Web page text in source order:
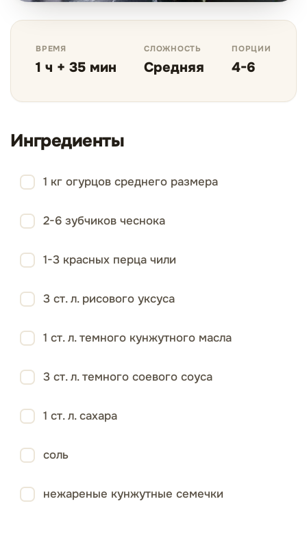
ВРЕМЯ
1 ч + 35 мин
СЛОЖНОСТЬ
Средняя
ПОРЦИИ
4-6
Ингредиенты
1 кг огурцов среднего размера
2-6 зубчиков чеснока
1-3 красных перца чили
3 ст. л. рисового уксуса
1 ст. л. темного кунжутного масла
3 ст. л. темного соевого соуса
1 ст. л. сахара
соль
нежареные кунжутные семечки